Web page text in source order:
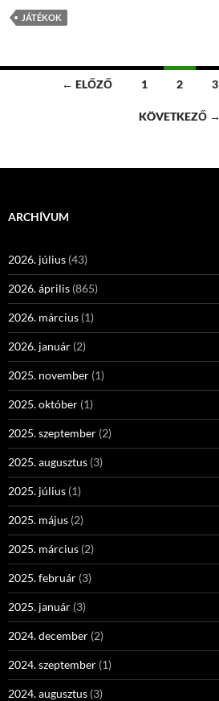
JÁTÉKOK
Bejegyzések
← ELŐZŐ 1 2 3
KÖVETKEZŐ →
ARCHÍVUM
2026. július (43)
2026. április (865)
2026. március (1)
2026. január (2)
2025. november (1)
2025. október (1)
2025. szeptember (2)
2025. augusztus (3)
2025. július (1)
2025. május (2)
2025. március (2)
2025. február (3)
2025. január (3)
2024. december (2)
2024. szeptember (1)
2024. augusztus (3)